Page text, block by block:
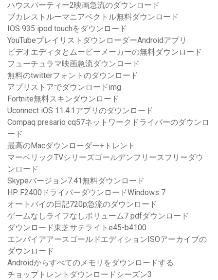
ハウスパーティー2映画急流のダウンロード
ブカレストルーマニアベクトル無料ダウンロード
IOS 935 ipod touchをダウンロード
YouTubeプレイリストダウンローダーAndroidアプリ
ビデオエディタとムービーメーカーの無料ダウンロード
フューチュラマ映画急流ダウンロード
無料のtwitterフォントのダウンロード
アプリストアでダウンロードimg
Fortnite無料スキンダウンロード
Uconnect iOS 11.4.1アプリのダウンロード
Compaq presario cq57ネットワークドライバーのダウンロ
ード
最高のMacダウンローダー+トレント
マーベリックTVシリーズゴールデンフリースフリーダウ
ンロード
Skypeバージョン7.41無料ダウンロード
HP F2400ドライバーダウンロードWindows 7
オートバイの日記720p急流のダウンロード
ゲームなしライフなしボリューム7 pdfダウンロード
ダウンロード東芝サテライトe45-b4100
エンパイアアースゴールドエディションISOアーカイブの
ダウンロード
Androidからすべてのメモリをダウンロードする
チョップトレントダウンロードシーズン3